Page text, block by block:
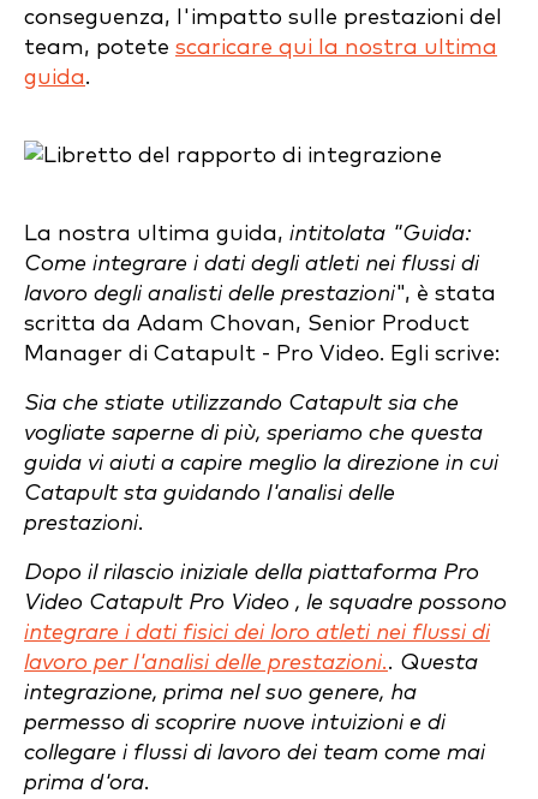
conseguenza, l'impatto sulle prestazioni del
team, potete scaricare qui la nostra ultima
guida.
La nostra ultima guida, intitolata "Guida:
Come integrare i dati degli atleti nei flussi di
lavoro degli analisti delle prestazioni", è stata
scritta da Adam Chovan, Senior Product
Manager di Catapult - Pro Video. Egli scrive:
Sia che stiate utilizzando Catapult sia che
vogliate saperne di più, speriamo che questa
guida vi aiuti a capire meglio la direzione in cui
Catapult sta guidando l'analisi delle
prestazioni.
Dopo il rilascio iniziale della piattaforma Pro
Video Catapult Pro Video , le squadre possono
integrare i dati fisici dei loro atleti nei flussi di
lavoro per l'analisi delle prestazioni.. Questa
integrazione, prima nel suo genere, ha
permesso di scoprire nuove intuizioni e di
collegare i flussi di lavoro dei team come mai
prima d'ora.